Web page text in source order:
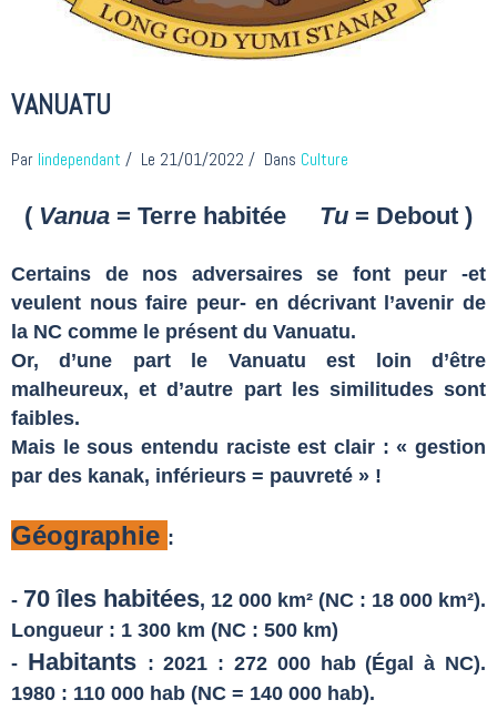
VANUATU
Par lindependant Le 21/01/2022 Dans Culture
( Vanua = Terre habitée Tu = Debout )
Certains de nos adversaires se font peur -et
veulent nous faire peur- en décrivant l’avenir de
la NC comme le présent du Vanuatu.
Or, d’une part le Vanuatu est loin d’être
malheureux, et d’autre part les similitudes sont
faibles.
Mais le sous entendu raciste est clair : « gestion
par des kanak, inférieurs = pauvreté » !
Géographie :
- 70 îles habitées, 12 000 km² (NC : 18 000 km²).
Longueur : 1 300 km (NC : 500 km)
- Habitants : 2021 : 272 000 hab (Égal à NC).
1980 : 110 000 hab (NC = 140 000 hab).